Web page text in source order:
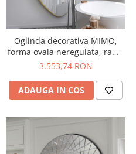
Oglinda decorativa MIMO,
forma ovala neregulata, rama
aurie, inaltime 170 cm -
3.553,74 RON
ADAUGA IN COS